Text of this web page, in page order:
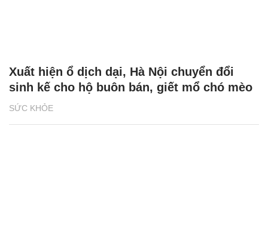
SỨC KHỎE
Xuất hiện ổ dịch dại, Hà Nội chuyển đổi
sinh kế cho hộ buôn bán, giết mổ chó mèo